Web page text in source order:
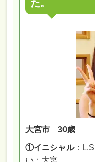
た。
大宮市 30歳
①イニシャル：